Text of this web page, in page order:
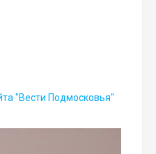
"Вести Подмосковья"